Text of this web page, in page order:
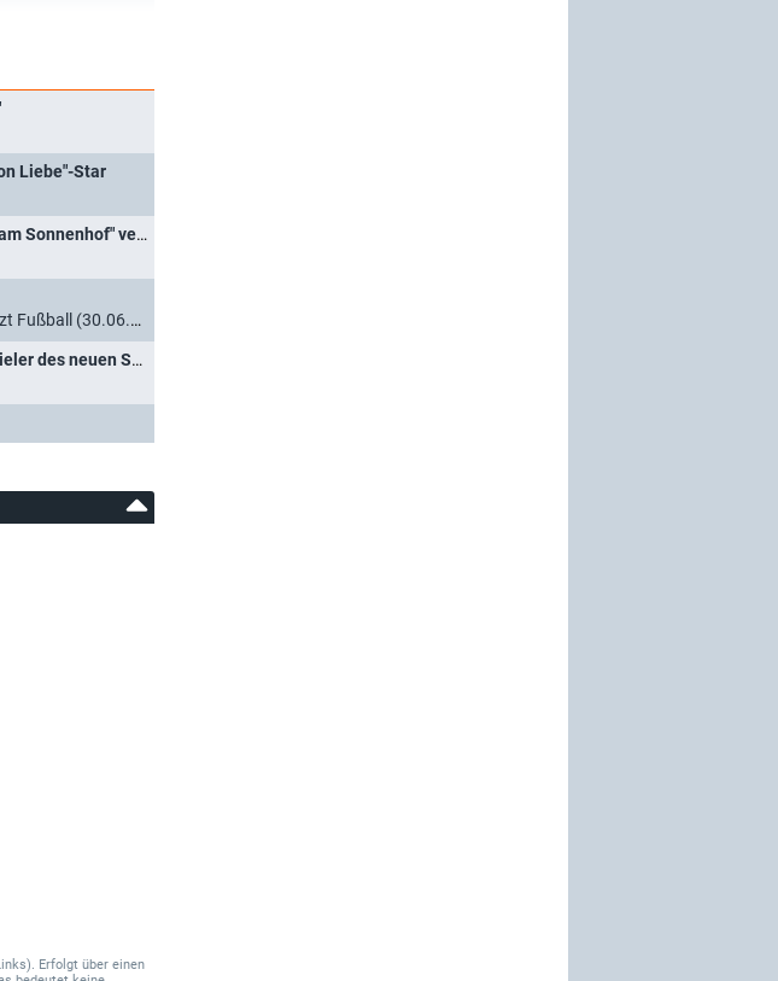
Liebe"-Star
Quoten: Fußball-WM auch nach Deutschland-Aus stark, "Die Landarztpraxis - Team Sonnenhof" verharrt auf schwachem Niveau
(30.06.2026)
"Die Landarztpraxis - Team Sonnenhof": Das sind die Hauptfiguren und Schauspieler des neuen Spin-Offs
Erfolgt über einen